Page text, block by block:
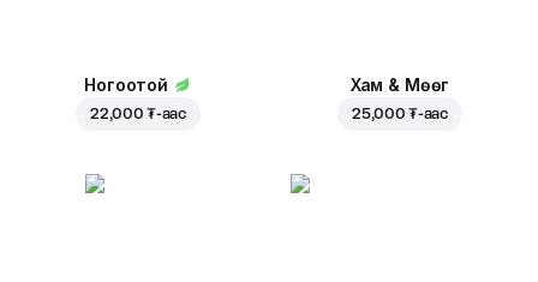
Ногоотой
22,000 ₮-аас
Хам & Мөөг
25,000 ₮-аас